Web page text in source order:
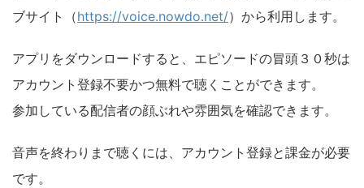
ブサイト（https://voice.nowdo.net/）から利用します。
アプリをダウンロードすると、エピソードの冒頭３０秒は
アカウント登録不要かつ無料で聴くことができます。
参加している配信者の顔ぶれや雰囲気を確認できます。
音声を終わりまで聴くには、アカウント登録と課金が必要
です。